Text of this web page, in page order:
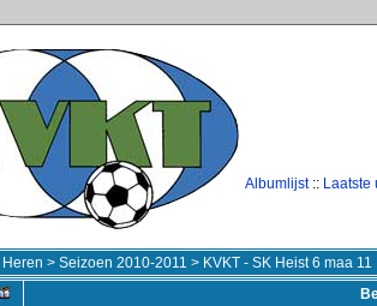
Albumlijst:: Laatste
Heren > Seizoen 2010-2011 > KVKT - SK Heist 6 maa 11